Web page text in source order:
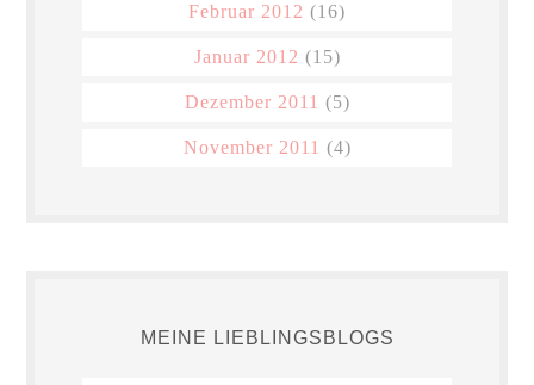
Februar 2012 (16)
Januar 2012 (15)
Dezember 2011 (5)
November 2011 (4)
MEINE LIEBLINGSBLOGS